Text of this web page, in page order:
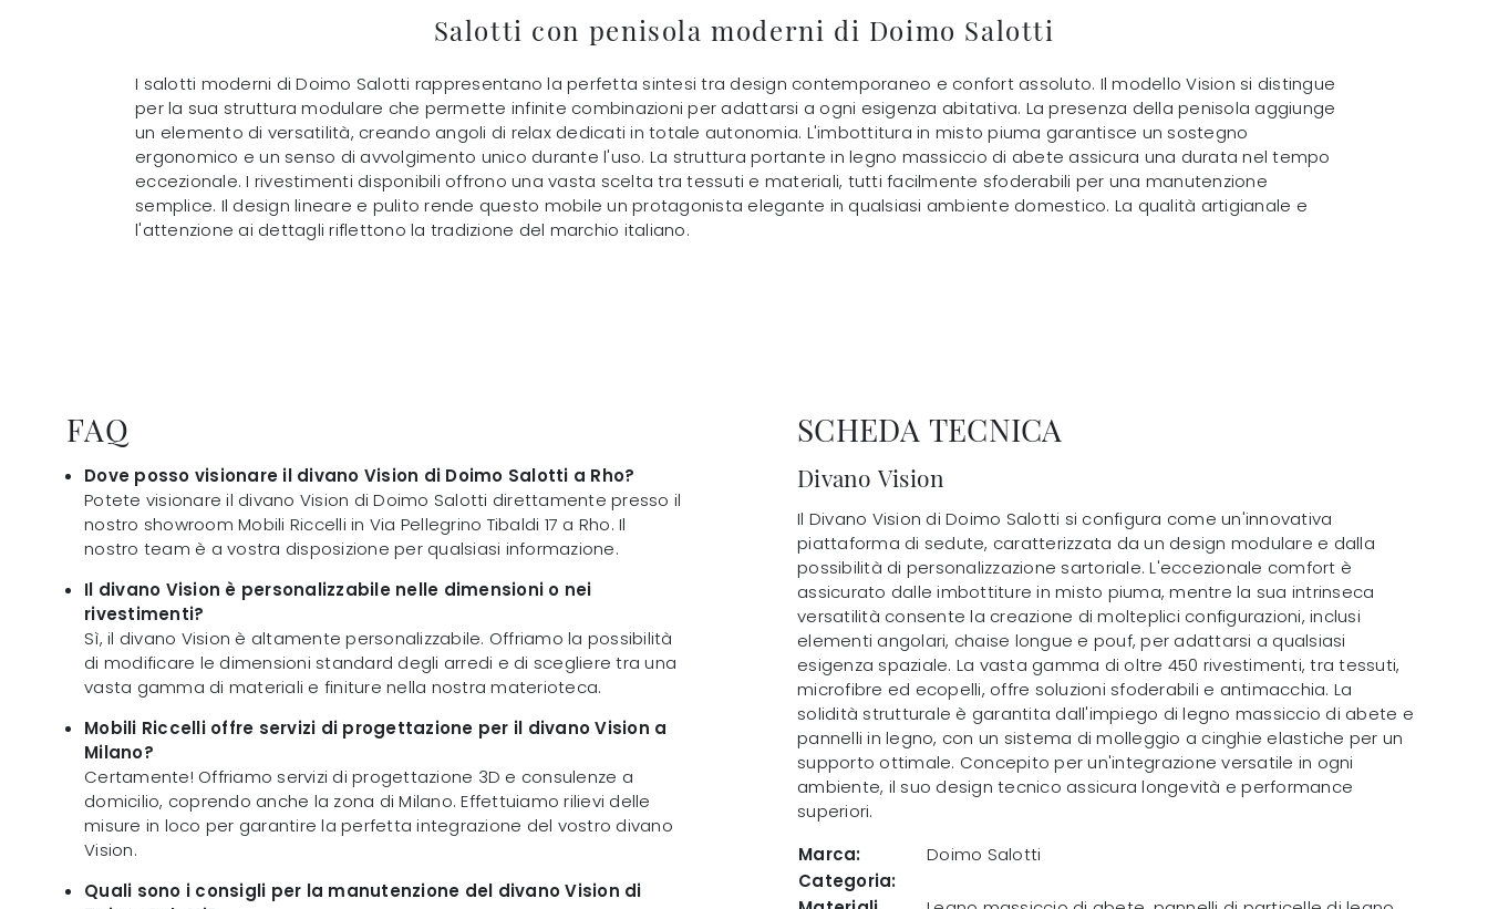
Salotti con penisola moderni di Doimo Salotti
I salotti moderni di Doimo Salotti rappresentano la perfetta sintesi tra design contemporaneo e confort assoluto. Il modello Vision si distingue
per la sua struttura modulare che permette infinite combinazioni per adattarsi a ogni esigenza abitativa. La presenza della penisola aggiunge
un elemento di versatilità, creando angoli di relax dedicati in totale autonomia. L'imbottitura in misto piuma garantisce un sostegno
ergonomico e un senso di avvolgimento unico durante l'uso. La struttura portante in legno massiccio di abete assicura una durata nel tempo
eccezionale. I rivestimenti disponibili offrono una vasta scelta tra tessuti e materiali, tutti facilmente sfoderabili per una manutenzione
semplice. Il design lineare e pulito rende questo mobile un protagonista elegante in qualsiasi ambiente domestico. La qualità artigianale e
l'attenzione ai dettagli riflettono la tradizione del marchio italiano.
FAQ
Dove posso visionare il divano Vision di Doimo Salotti a Rho?
Potete visionare il divano Vision di Doimo Salotti direttamente presso il
nostro showroom Mobili Riccelli in Via Pellegrino Tibaldi 17 a Rho. Il
nostro team è a vostra disposizione per qualsiasi informazione.
Il divano Vision è personalizzabile nelle dimensioni o nei
rivestimenti?
Sì, il divano Vision è altamente personalizzabile. Offriamo la possibilità
di modificare le dimensioni standard degli arredi e di scegliere tra una
vasta gamma di materiali e finiture nella nostra materioteca.
Mobili Riccelli offre servizi di progettazione per il divano Vision a
Milano?
Certamente! Offriamo servizi di progettazione 3D e consulenze a
domicilio, coprendo anche la zona di Milano. Effettuiamo rilievi delle
misure in loco per garantire la perfetta integrazione del vostro divano
Vision.
Quali sono i consigli per la manutenzione del divano Vision di
SCHEDA TECNICA
Divano Vision
Il Divano Vision di Doimo Salotti si configura come un'innovativa
piattaforma di sedute, caratterizzata da un design modulare e dalla
possibilità di personalizzazione sartoriale. L'eccezionale comfort è
assicurato dalle imbottiture in misto piuma, mentre la sua intrinseca
versatilità consente la creazione di molteplici configurazioni, inclusi
elementi angolari, chaise longue e pouf, per adattarsi a qualsiasi
esigenza spaziale. La vasta gamma di oltre 450 rivestimenti, tra tessuti,
microfibre ed ecopelli, offre soluzioni sfoderabili e antimacchia. La
solidità strutturale è garantita dall'impiego di legno massiccio di abete e
pannelli in legno, con un sistema di molleggio a cinghie elastiche per un
supporto ottimale. Concepito per un'integrazione versatile in ogni
ambiente, il suo design tecnico assicura longevità e performance
superiori.
Marca:
Doimo Salotti
Categoria: